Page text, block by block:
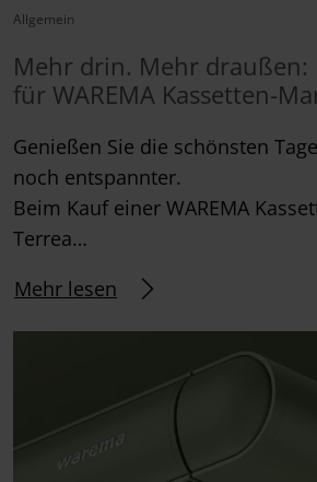
Allgemein
Mehr drin. Mehr draußen:
für WAREMA Kassetten-
Genießen Sie die schönsten
noch entspannter.
Beim Kauf einer WAREMA
Terrea…
Mehr lesen